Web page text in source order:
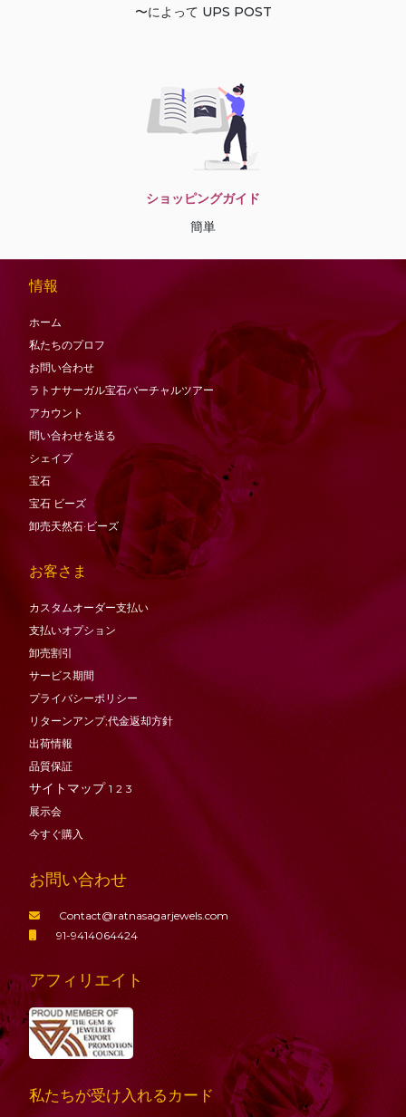
〜によって UPS POST
ショッピングガイド
簡単
情報
ホーム
私たちのプロフ
お問い合わせ
ラトナサーガル宝石バーチャ​​ルツアー
アカウント
問い合わせを送る
シェイプ
宝石
宝石 ビーズ
卸売天然石·ビーズ
お客さま
カスタムオーダー支払い
支払いオプション
卸売割引
サービス期間
プライバシーポリシー
リターンアンプ;代金返却方針
出荷情報
品質保証
サイトマップ 1 2 3
展示会
今すぐ購入
お問い合わせ
Contact@ratnasagarjewels.com
91-9414064424
アフィリエイト
私たちが受け入れるカード